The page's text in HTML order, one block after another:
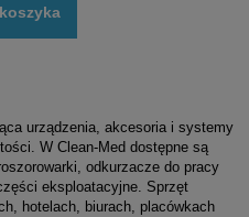
urządzenia, akcesoria i systemy
W Clean-Med dostępne są
odkurzacze do pracy
eksploatacyjne. Sprzęt
hotelach, biurach, placówkach